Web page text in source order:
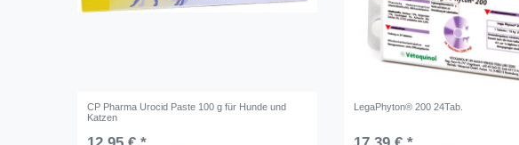
CP Pharma Urocid Paste 100 g für Hunde und
Katzen
LegaPhyton® 200 24Tab.